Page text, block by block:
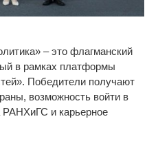
– это флагманский
в рамках платформы
Победители получают
возможность войти в
РАНХиГС и карьерное